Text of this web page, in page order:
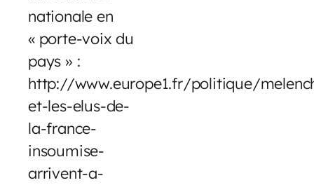
nationale en
« porte-voix du
pays » :
http://www.europe1.fr/politique/
et-les-elus-de-
la-france-
insoumise-
arrivent-a-